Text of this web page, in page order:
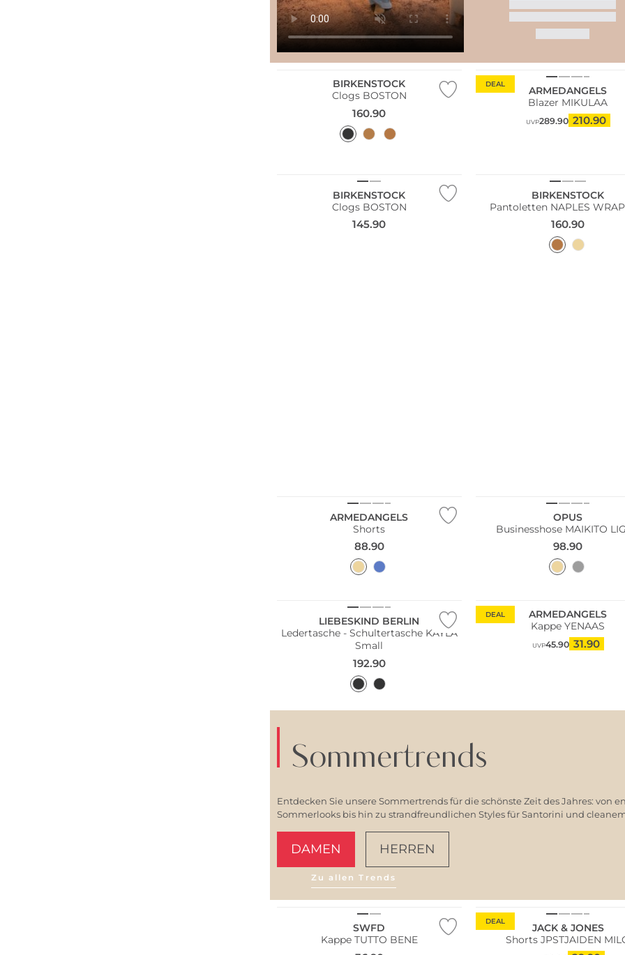
BIRKENSTOCK
Clogs BOSTON
160.90
DEAL
ARMEDANGELS
Blazer MIKULAA
UVP289.90 210.90
BIRKENSTOCK
Clogs BOSTON
145.90
BIRKENSTOCK
Pantoletten NAPLES
160.90
ARMEDANGELS
Shorts
88.90
OPUS
Businesshose MAIKITO
98.90
LIEBESKIND BERLIN
Ledertasche - Schultertasche KAYLA
Small
192.90
DEAL
ARMEDANGELS
Kappe YENAAS
UVP45.90 31.90
Sommertrends
Entdecken Sie unsere Sommertrends für die schönste Zeit des Jahres: von
Sommerlooks bis hin zu strandfreundlichen Styles für Santorini und
DAMEN HERREN
Zu allen Trends
SWFD
Kappe TUTTO BENE
DEAL
JACK & JONES
Shorts JPSTJAIDEN